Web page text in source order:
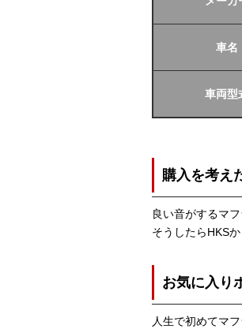
車名
車両型
購入を考え
良い音がするマ
そうしたらHKS
お気に入り
人生で初めてマ